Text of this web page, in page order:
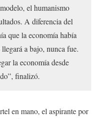
el humanismo
A diferencia del
que la economía había
a bajo, nunca fue.
la economía desde
finalizó.
en mano, el aspirante por